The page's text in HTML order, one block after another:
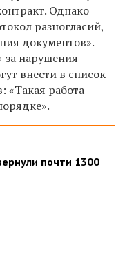
Однако
разногласий,
документов».
за нарушения
внести в список
«Такая работа
почти 1300